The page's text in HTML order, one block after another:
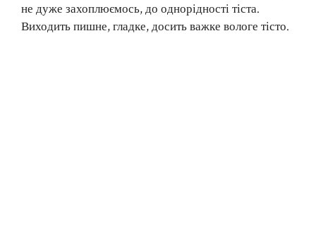
не дуже захоплюємось, до однорідності тіста.
Виходить пишне, гладке, досить важке вологе тісто.